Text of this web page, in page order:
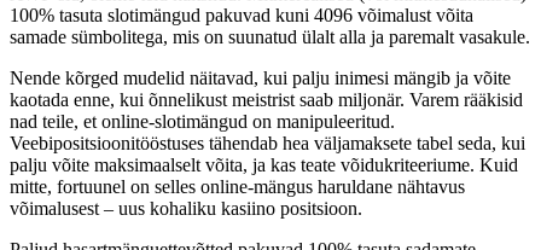
100% tasuta slotimängud pakuvad kuni 4096 võimalust võita
samade sümbolitega, mis on suunatud ülalt alla ja paremalt vasakule.
Nende kõrged mudelid näitavad, kui palju inimesi mängib ja võite
kaotada enne, kui õnnelikust meistrist saab miljonär. Varem rääkisid
nad teile, et online-slotimängud on manipuleeritud.
Veebipositsioonitööstuses tähendab hea väljamaksete tabel seda, kui
palju võite maksimaalselt võita, ja kas teate võidukriteeriume. Kuid
mitte, fortuunel on selles online-mängus haruldane nähtavus
võimalusest – uus kohaliku kasiino positsioon.